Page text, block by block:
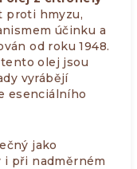
proti hmyzu,
účinku a
od roku 1948.
olej jsou
vyrábějí
esenciálního
jako
při nadměrném